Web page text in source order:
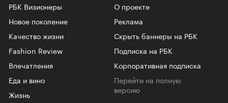
РБК Визионеры
Новое поколение
Качество жизни
Fashion Review
Впечатления
Еда и вино
Жизнь
О проекте
Реклама
Скрыть баннеры на РБК
Подписка на РБК
Корпоративная подписка
Перейти на полную
версию